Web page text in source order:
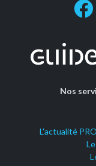
Nos
L'actualité